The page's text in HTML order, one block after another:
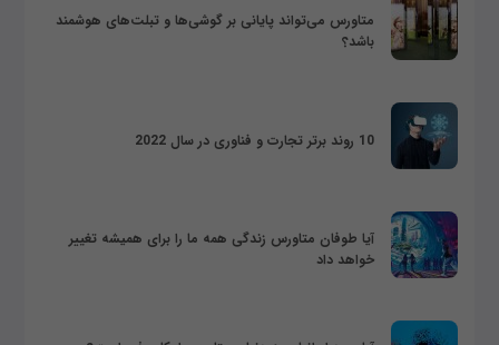
متاورس می‌تواند پایانی بر گوشی‌ها و تبلت‌های هوشمند
باشد؟
10 روند برتر تجارت و فناوری در سال 2022
آیا طوفان متاورس زندگی همه ما را برای همیشه تغییر
خواهد داد